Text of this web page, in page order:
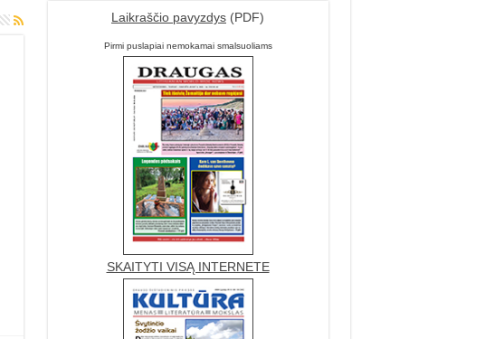
Laikraščio pavyzdys (PDF)
Pirmi puslapiai nemokamai smalsuoliams
SKAITYTI VISĄ INTERNETE